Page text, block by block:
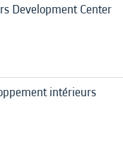
Development Center
intérieurs